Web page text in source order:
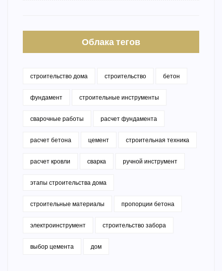
Облака тегов
строительство дома строительство бетон
фундамент строительные инструменты
сварочные работы расчет фундамента
расчет бетона цемент строительная техника
расчет кровли сварка ручной инструмент
этапы строительства дома
строительные материалы пропорции бетона
электроинструмент строительство забора
выбор цемента дом